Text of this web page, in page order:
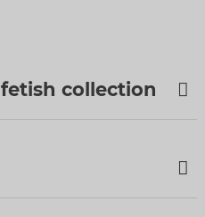
fetish collection